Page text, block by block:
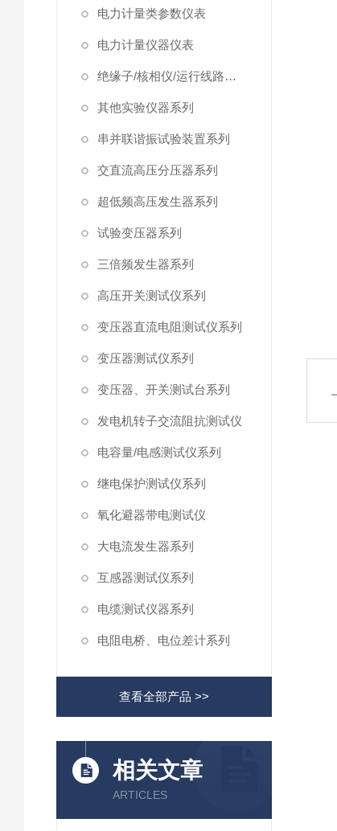
电力计量类参数仪表
电力计量仪器仪表
绝缘子/核相仪/运行线路试验仪器
其他实验仪器系列
串并联谐振试验装置系列
交直流高压分压器系列
超低频高压发生器系列
试验变压器系列
三倍频发生器系列
高压开关测试仪系列
变压器直流电阻测试仪系列
变压器测试仪系列
变压器、开关测试台系列
发电机转子交流阻抗测试仪
电容量/电感测试仪系列
继电保护测试仪系列
氧化避器带电测试仪
大电流发生器系列
互感器测试仪系列
电缆测试仪器系列
电阻电桥、电位差计系列
查看全部产品 >>
相关文章
ARTICLES